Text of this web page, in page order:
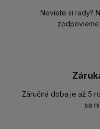
Neviete si rady?
Záručná doba je až 5
sa